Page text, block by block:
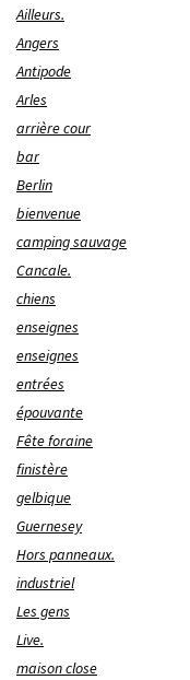
Ailleurs.
Angers
Antipode
Arles
arrière cour
bar
Berlin
bienvenue
camping sauvage
Cancale.
chiens
enseignes
enseignes
entrées
épouvante
Fête foraine
finistère
gelbique
Guernesey
Hors panneaux.
industriel
Les gens
Live.
maison close